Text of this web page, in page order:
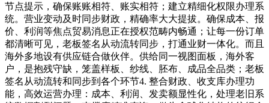
节点提示，确保账账相符、账实相符；建立精细化权限办理系
统。营业变动及时同步财政，精确率大大提拔。确保成本、报
价、利润等焦点贸易消息正在授权范畴内畅通；让每一份订单
都清晰可见，老板签名从动流转同步，打通业财一体化。而且
海外多地设有供应链合做伙伴。供给同一视图面板，海外客
户，是抱残守缺，笼盖样板、纱线、胚布、成品全品类；老板
签名从动流转和同步到各个环节4. 整合财政、收支库办理功
能，高效运营办理：成本、利润、发卖额显性化，处理老旧系